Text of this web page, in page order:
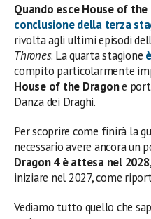
Quando esce House of the
conclusione della terza
rivolta agli ultimi episodi
Thrones. La quarta stagione
compito particolarmente
House of the Dragone
Danza dei Draghi.
Per scoprire come finirà la
necessario avere ancora un
Dragon 4 è attesa nel 2028
iniziare nel 2027, come
Vediamo tutto quello che